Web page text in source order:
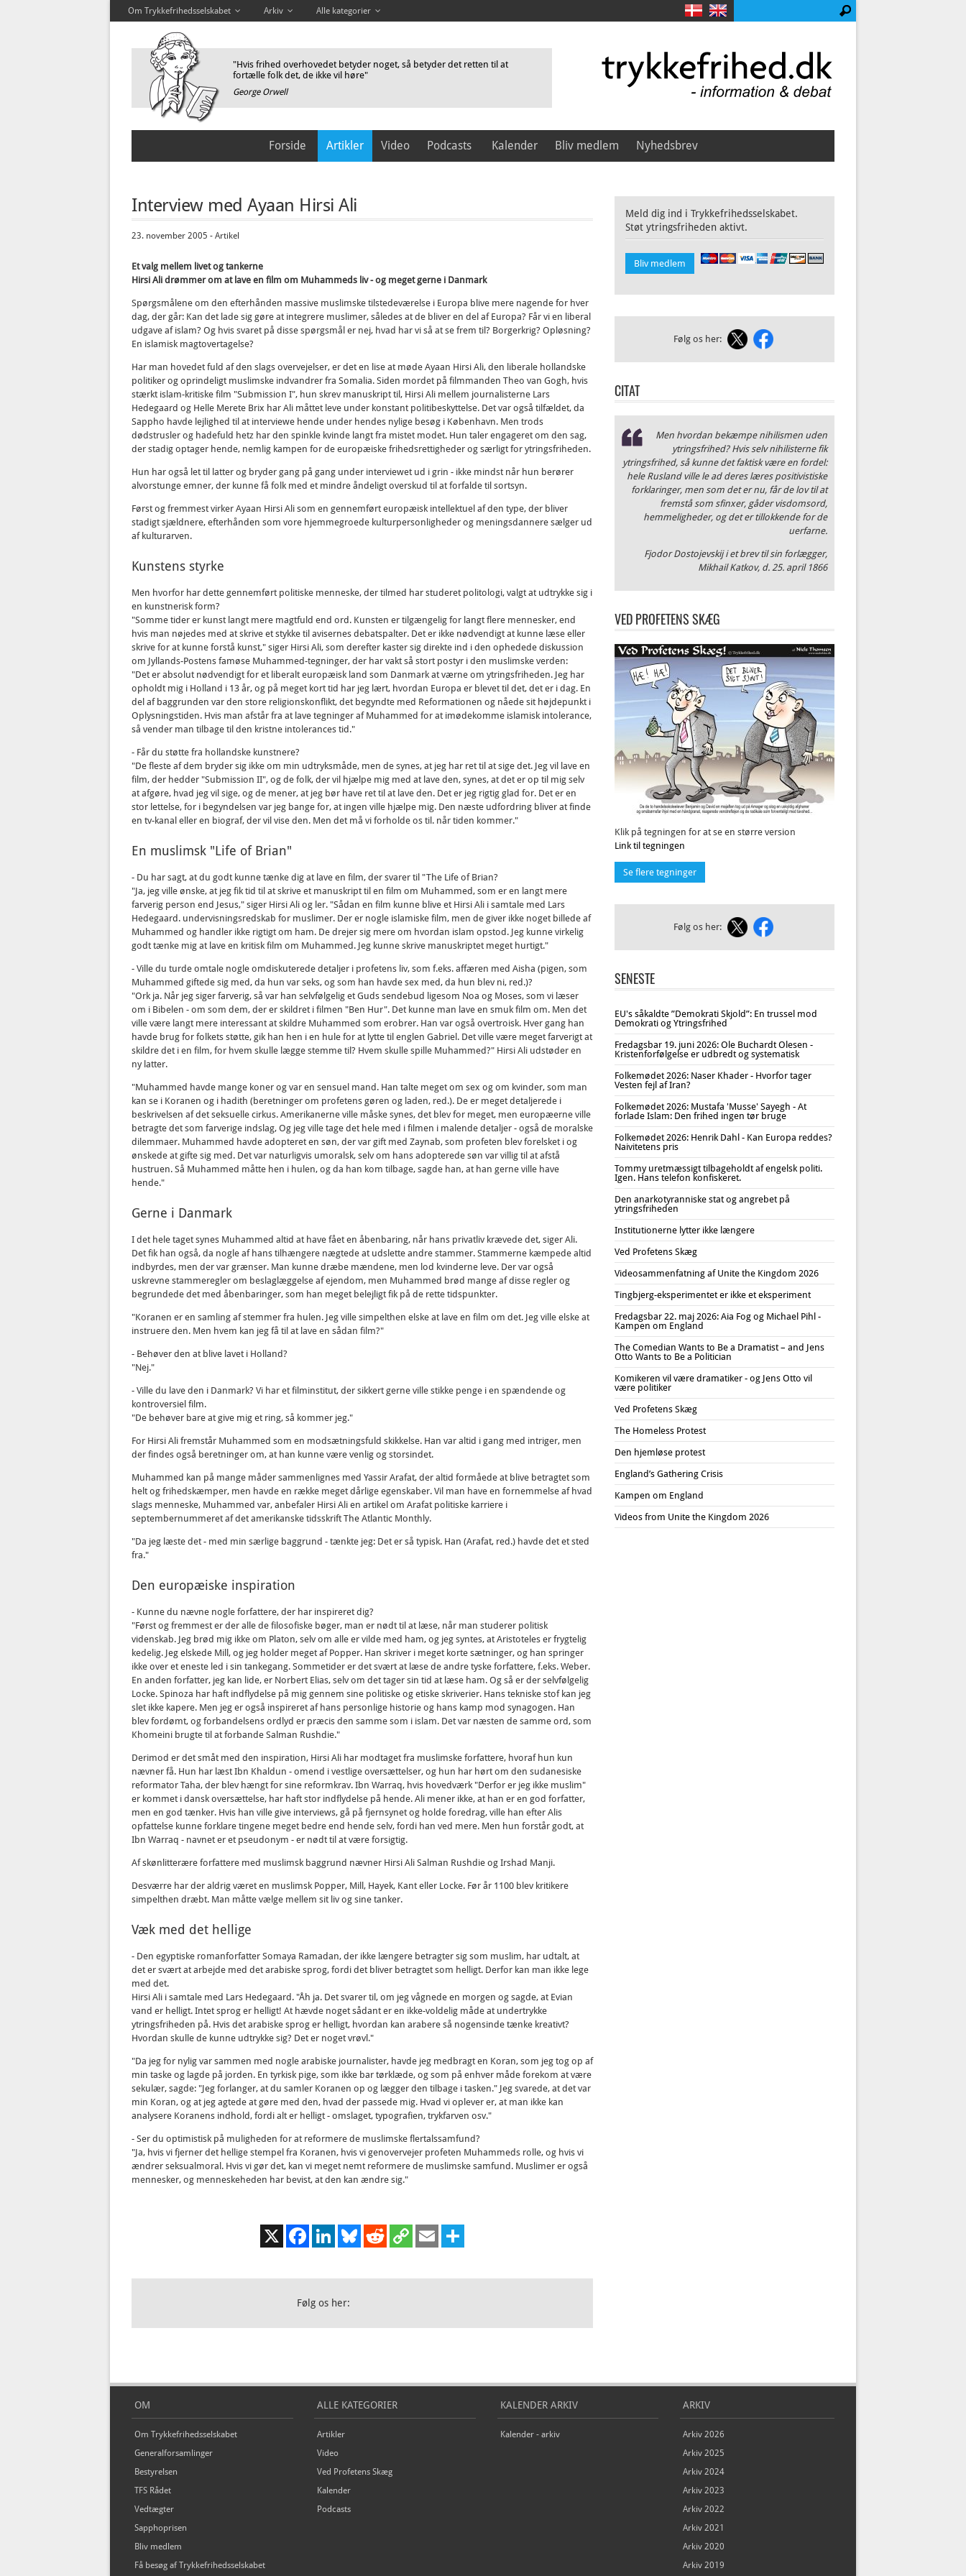
Om Trykkefrihedsselskabet Arkiv Alle kategorier
"Hvis frihed overhovedet betyder noget, så betyder det retten til at
fortælle folk det, de ikke vil høre"
George Orwell
Forside Artikler Video Podcasts Kalender Bliv medlem Nyhedsbrev
Interview med Ayaan Hirsi Ali
23. november 2005 - Artikel
Et valg mellem livet og tankerne
Hirsi Ali drømmer om at lave en film om Muhammeds liv - og meget gerne i Danmark
Spørgsmålene om den efterhånden massive muslimske tilstedeværelse i Europa blive mere nagende for hver
dag, der går: Kan det lade sig gøre at integrere muslimer, således at de bliver en del af Europa? Får vi en liberal
udgave af islam? Og hvis svaret på disse spørgsmål er nej, hvad har vi så at se frem til? Borgerkrig? Opløsning?
En islamisk magtovertagelse?
Har man hovedet fuld af den slags overvejelser, er det en lise at møde Ayaan Hirsi Ali, den liberale hollandske
politiker og oprindeligt muslimske indvandrer fra Somalia. Siden mordet på filmmanden Theo van Gogh, hvis
stærkt islam-kritiske film "Submission I", hun skrev manuskript til, Hirsi Ali mellem journalisterne Lars
Hedegaard og Helle Merete Brix har Ali måttet leve under konstant politibeskyttelse. Det var også tilfældet, da
Sappho havde lejlighed til at interviewe hende under hendes nylige besøg i København. Men trods
dødstrusler og hadefuld hetz har den spinkle kvinde langt fra mistet modet. Hun taler engageret om den sag,
der stadig optager hende, nemlig kampen for de europæiske frihedsrettigheder og særligt for ytringsfriheden.
Hun har også let til latter og bryder gang på gang under interviewet ud i grin - ikke mindst når hun berører
alvorstunge emner, der kunne få folk med et mindre åndeligt overskud til at forfalde til sortsyn.
Først og fremmest virker Ayaan Hirsi Ali som en gennemført europæisk intellektuel af den type, der bliver
stadigt sjældnere, efterhånden som vore hjemmegroede kulturpersonligheder og meningsdannere sælger ud
af kulturarven.
Kunstens styrke
Men hvorfor har dette gennemført politiske menneske, der tilmed har studeret politologi, valgt at udtrykke sig i
en kunstnerisk form?
"Somme tider er kunst langt mere magtfuld end ord. Kunsten er tilgængelig for langt flere mennesker, end
hvis man nøjedes med at skrive et stykke til avisernes debatspalter. Det er ikke nødvendigt at kunne læse eller
skrive for at kunne forstå kunst," siger Hirsi Ali, som derefter kaster sig direkte ind i den ophedede diskussion
om Jyllands-Postens famøse Muhammed-tegninger, der har vakt så stort postyr i den muslimske verden:
"Det er absolut nødvendigt for et liberalt europæisk land som Danmark at værne om ytringsfriheden. Jeg har
opholdt mig i Holland i 13 år, og på meget kort tid har jeg lært, hvordan Europa er blevet til det, det er i dag. En
del af baggrunden var den store religionskonflikt, det begyndte med Reformationen og nåede sit højdepunkt i
Oplysningstiden. Hvis man afstår fra at lave tegninger af Muhammed for at imødekomme islamisk intolerance,
så vender man tilbage til den kristne intolerances tid."
- Får du støtte fra hollandske kunstnere?
"De fleste af dem bryder sig ikke om min udtryksmåde, men de synes, at jeg har ret til at sige det. Jeg vil lave en
film, der hedder "Submission II", og de folk, der vil hjælpe mig med at lave den, synes, at det er op til mig selv
at afgøre, hvad jeg vil sige, og de mener, at jeg bør have ret til at lave den. Det er jeg rigtig glad for. Det er en
stor lettelse, for i begyndelsen var jeg bange for, at ingen ville hjælpe mig. Den næste udfordring bliver at finde
en tv-kanal eller en biograf, der vil vise den. Men det må vi forholde os til. når tiden kommer."
En muslimsk "Life of Brian"
- Du har sagt, at du godt kunne tænke dig at lave en film, der svarer til "The Life of Brian?
"Ja, jeg ville ønske, at jeg fik tid til at skrive et manuskript til en film om Muhammed, som er en langt mere
farverig person end Jesus," siger Hirsi Ali og ler. "Sådan en film kunne blive et Hirsi Ali i samtale med Lars
Hedegaard. undervisningsredskab for muslimer. Der er nogle islamiske film, men de giver ikke noget billede af
Muhammed og handler ikke rigtigt om ham. De drejer sig mere om hvordan islam opstod. Jeg kunne virkelig
godt tænke mig at lave en kritisk film om Muhammed. Jeg kunne skrive manuskriptet meget hurtigt."
- Ville du turde omtale nogle omdiskuterede detaljer i profetens liv, som f.eks. affæren med Aisha (pigen, som
Muhammed giftede sig med, da hun var seks, og som han havde sex med, da hun blev ni, red.)?
"Ork ja. Når jeg siger farverig, så var han selvfølgelig et Guds sendebud ligesom Noa og Moses, som vi læser
om i Bibelen - om som dem, der er skildret i filmen "Ben Hur". Det kunne man lave en smuk film om. Men det
ville være langt mere interessant at skildre Muhammed som erobrer. Han var også overtroisk. Hver gang han
havde brug for folkets støtte, gik han hen i en hule for at lytte til englen Gabriel. Det ville være meget farverigt at
skildre det i en film, for hvem skulle lægge stemme til? Hvem skulle spille Muhammed?" Hirsi Ali udstøder en
ny latter.
"Muhammed havde mange koner og var en sensuel mand. Han talte meget om sex og om kvinder, som man
kan se i Koranen og i hadith (beretninger om profetens gøren og laden, red.). De er meget detaljerede i
beskrivelsen af det seksuelle cirkus. Amerikanerne ville måske synes, det blev for meget, men europæerne ville
betragte det som farverige indslag, Og jeg ville tage det hele med i filmen i malende detaljer - også de moralske
dilemmaer. Muhammed havde adopteret en søn, der var gift med Zaynab, som profeten blev forelsket i og
ønskede at gifte sig med. Det var naturligvis umoralsk, selv om hans adopterede søn var villig til at afstå
hustruen. Så Muhammed måtte hen i hulen, og da han kom tilbage, sagde han, at han gerne ville have
hende."
Gerne i Danmark
I det hele taget synes Muhammed altid at have fået en åbenbaring, når hans privatliv krævede det, siger Ali.
Det fik han også, da nogle af hans tilhængere nægtede at udslette andre stammer. Stammerne kæmpede altid
indbyrdes, men der var grænser. Man kunne dræbe mændene, men lod kvinderne leve. Der var også
uskrevne stammeregler om beslaglæggelse af ejendom, men Muhammed brød mange af disse regler og
begrundede det med åbenbaringer, som han meget belejligt fik på de rette tidspunkter.
"Koranen er en samling af stemmer fra hulen. Jeg ville simpelthen elske at lave en film om det. Jeg ville elske at
instruere den. Men hvem kan jeg få til at lave en sådan film?"
- Behøver den at blive lavet i Holland?
"Nej."
- Ville du lave den i Danmark? Vi har et filminstitut, der sikkert gerne ville stikke penge i en spændende og
kontroversiel film.
"De behøver bare at give mig et ring, så kommer jeg."
For Hirsi Ali fremstår Muhammed som en modsætningsfuld skikkelse. Han var altid i gang med intriger, men
der findes også beretninger om, at han kunne være venlig og storsindet.
Muhammed kan på mange måder sammenlignes med Yassir Arafat, der altid formåede at blive betragtet som
helt og frihedskæmper, men havde en række meget dårlige egenskaber. Vil man have en fornemmelse af hvad
slags menneske, Muhammed var, anbefaler Hirsi Ali en artikel om Arafat politiske karriere i
septembernummeret af det amerikanske tidsskrift The Atlantic Monthly.
"Da jeg læste det - med min særlige baggrund - tænkte jeg: Det er så typisk. Han (Arafat, red.) havde det et sted
fra."
Den europæiske inspiration
- Kunne du nævne nogle forfattere, der har inspireret dig?
"Først og fremmest er der alle de filosofiske bøger, man er nødt til at læse, når man studerer politisk
videnskab. Jeg brød mig ikke om Platon, selv om alle er vilde med ham, og jeg syntes, at Aristoteles er frygtelig
kedelig. Jeg elskede Mill, og jeg holder meget af Popper. Han skriver i meget korte sætninger, og han springer
ikke over et eneste led i sin tankegang. Sommetider er det svært at læse de andre tyske forfattere, f.eks. Weber.
En anden forfatter, jeg kan lide, er Norbert Elias, selv om det tager sin tid at læse ham. Og så er der selvfølgelig
Locke. Spinoza har haft indflydelse på mig gennem sine politiske og etiske skriverier. Hans tekniske stof kan jeg
slet ikke kapere. Men jeg er også inspireret af hans personlige historie og hans kamp mod synagogen. Han
blev fordømt, og forbandelsens ordlyd er præcis den samme som i islam. Det var næsten de samme ord, som
Khomeini brugte til at forbande Salman Rushdie."
Derimod er det småt med den inspiration, Hirsi Ali har modtaget fra muslimske forfattere, hvoraf hun kun
nævner få. Hun har læst Ibn Khaldun - omend i vestlige oversættelser, og hun har hørt om den sudanesiske
reformator Taha, der blev hængt for sine reformkrav. Ibn Warraq, hvis hovedværk "Derfor er jeg ikke muslim"
er kommet i dansk oversættelse, har haft stor indflydelse på hende. Ali mener ikke, at han er en god forfatter,
men en god tænker. Hvis han ville give interviews, gå på fjernsynet og holde foredrag, ville han efter Alis
opfattelse kunne forklare tingene meget bedre end hende selv, fordi han ved mere. Men hun forstår godt, at
Ibn Warraq - navnet er et pseudonym - er nødt til at være forsigtig.
Af skønlitterære forfattere med muslimsk baggrund nævner Hirsi Ali Salman Rushdie og Irshad Manji.
Desværre har der aldrig været en muslimsk Popper, Mill, Hayek, Kant eller Locke. Før år 1100 blev kritikere
simpelthen dræbt. Man måtte vælge mellem sit liv og sine tanker.
Væk med det hellige
- Den egyptiske romanforfatter Somaya Ramadan, der ikke længere betragter sig som muslim, har udtalt, at
det er svært at arbejde med det arabiske sprog, fordi det bliver betragtet som helligt. Derfor kan man ikke lege
med det.
Hirsi Ali i samtale med Lars Hedegaard. "Åh ja. Det svarer til, om jeg vågnede en morgen og sagde, at Evian
vand er helligt. Intet sprog er helligt! At hævde noget sådant er en ikke-voldelig måde at undertrykke
ytringsfriheden på. Hvis det arabiske sprog er helligt, hvordan kan arabere så nogensinde tænke kreativt?
Hvordan skulle de kunne udtrykke sig? Det er noget vrøvl."
"Da jeg for nylig var sammen med nogle arabiske journalister, havde jeg medbragt en Koran, som jeg tog op af
min taske og lagde på jorden. En tyrkisk pige, som ikke bar tørklæde, og som på enhver måde forekom at være
sekulær, sagde: "Jeg forlanger, at du samler Koranen op og lægger den tilbage i tasken." Jeg svarede, at det var
min Koran, og at jeg agtede at gøre med den, hvad der passede mig. Hvad vi oplever er, at man ikke kan
analysere Koranens indhold, fordi alt er helligt - omslaget, typografien, trykfarven osv."
- Ser du optimistisk på muligheden for at reformere de muslimske flertalssamfund?
"Ja, hvis vi fjerner det hellige stempel fra Koranen, hvis vi genovervejer profeten Muhammeds rolle, og hvis vi
ændrer seksualmoral. Hvis vi gør det, kan vi meget nemt reformere de muslimske samfund. Muslimer er også
mennesker, og menneskeheden har bevist, at den kan ændre sig."
FacebookLinkedInBluesky Reddit
Copy
Link
Email
Følg os her:
Meld dig ind i Trykkefrihedsselskabet.
Støt ytringsfriheden aktivt.
Bliv medlem
Følg os her:
CITAT
Men hvordan bekæmpe nihilismen uden
ytringsfrihed? Hvis selv nihilisterne fik
ytringsfrihed, så kunne det faktisk være en fordel:
hele Rusland ville le ad deres læres positivistiske
forklaringer, men som det er nu, får de lov til at
fremstå som sfinxer, gåder visdomsord,
hemmeligheder, og det er tillokkende for de
uerfarne.
Fjodor Dostojevskij i et brev til sin forlægger,
Mikhail Katkov, d. 25. april 1866
VED PROFETENS SKÆG
Klik på tegningen for at se en større version
Link til tegningen
Se flere tegninger
Følg os her:
SENESTE
EU's såkaldte ”Demokrati Skjold”: En trussel mod
Demokrati og Ytringsfrihed
Fredagsbar 19. juni 2026: Ole Buchardt Olesen -
Kristenforfølgelse er udbredt og systematisk
Folkemødet 2026: Naser Khader - Hvorfor tager
Vesten fejl af Iran?
Folkemødet 2026: Mustafa 'Musse' Sayegh - At
forlade Islam: Den frihed ingen tør bruge
Folkemødet 2026: Henrik Dahl - Kan Europa reddes?
Naivitetens pris
Tommy uretmæssigt tilbageholdt af engelsk politi.
Igen. Hans telefon konfiskeret.
Den anarkotyranniske stat og angrebet på
ytringsfriheden
Institutionerne lytter ikke længere
Ved Profetens Skæg
Videosammenfatning af Unite the Kingdom 2026
Tingbjerg-eksperimentet er ikke et eksperiment
Fredagsbar 22. maj 2026: Aia Fog og Michael Pihl -
Kampen om England
The Comedian Wants to Be a Dramatist – and Jens
Otto Wants to Be a Politician
Komikeren vil være dramatiker - og Jens Otto vil
være politiker
Ved Profetens Skæg
The Homeless Protest
Den hjemløse protest
England’s Gathering Crisis
Kampen om England
Videos from Unite the Kingdom 2026
OM
Om Trykkefrihedsselskabet
Generalforsamlinger
Bestyrelsen
TFS Rådet
Vedtægter
Sapphoprisen
Bliv medlem
Få besøg af Trykkefrihedsselskabet
ALLE KATEGORIER
Artikler
Video
Ved Profetens Skæg
Kalender
Podcasts
KALENDER ARKIV
Kalender - arkiv
ARKIV
Arkiv 2026
Arkiv 2025
Arkiv 2024
Arkiv 2023
Arkiv 2022
Arkiv 2021
Arkiv 2020
Arkiv 2019